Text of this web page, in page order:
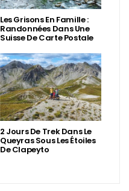
Les Grisons En Famille :
Randonnées Dans Une
Suisse De Carte Postale
2 Jours De Trek Dans Le
Queyras Sous Les Étoiles
De Clapeyto